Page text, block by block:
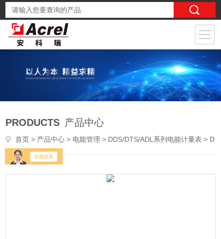
PRODUCTS 产品中心
首页 > 产品中心 > 电能管理 > DDS/DTS/ADL系列电能计量表 > DTSY1352-NK三相485阀控电表